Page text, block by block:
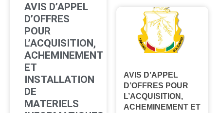
AVIS D’APPEL
D’OFFRES
POUR
L’ACQUISITION,
ACHEMINEMENT
ET
INSTALLATION
DE
MATERIELS
AVIS D’APPEL
D’OFFRES POUR
L’ACQUISITION,
ACHEMINEMENT ET